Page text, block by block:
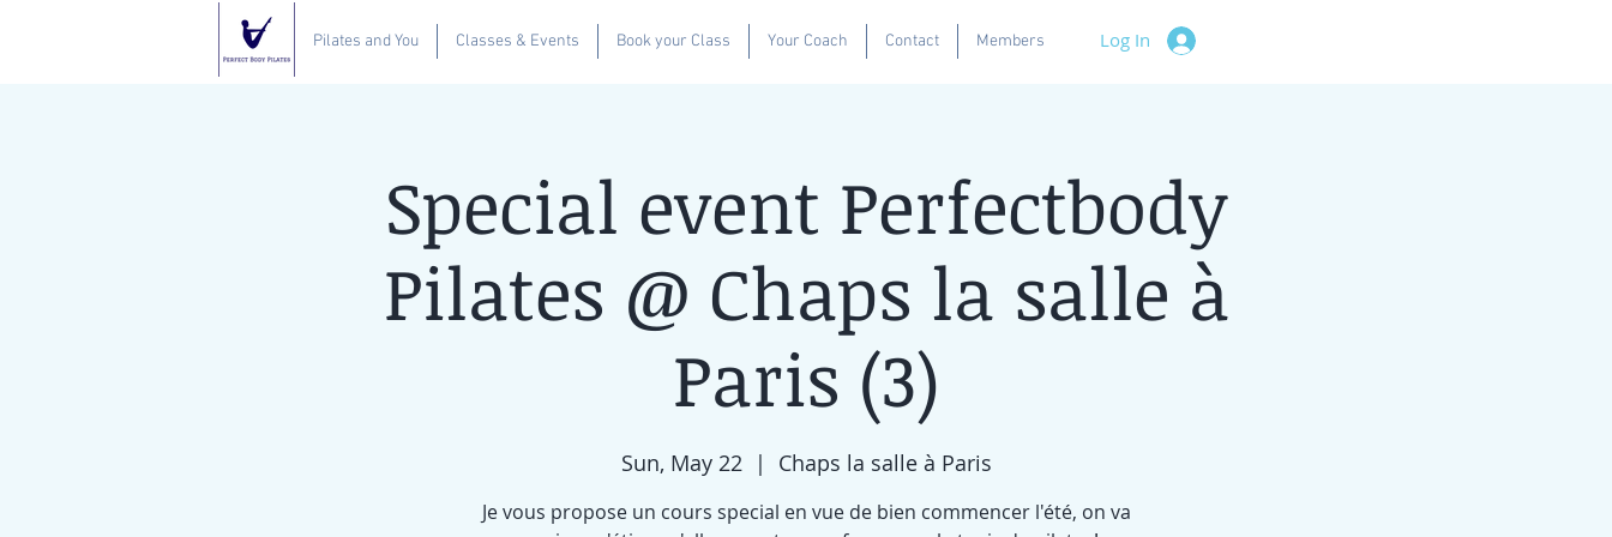
Pilates and You Classes & Events Book your Class Your Coach Contact Members Log In
Special event Perfectbody
Pilates @ Chaps la salle à
Paris (3)
Sun, May 22
  |
Chaps la salle à Paris
Je vous propose un cours special en vue de bien commencer l'été, on va